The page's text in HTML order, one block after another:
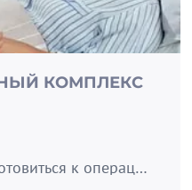
КОМПЛЕКС
Мы поможем Вам подготовиться к операции в кратчайшие сроки.